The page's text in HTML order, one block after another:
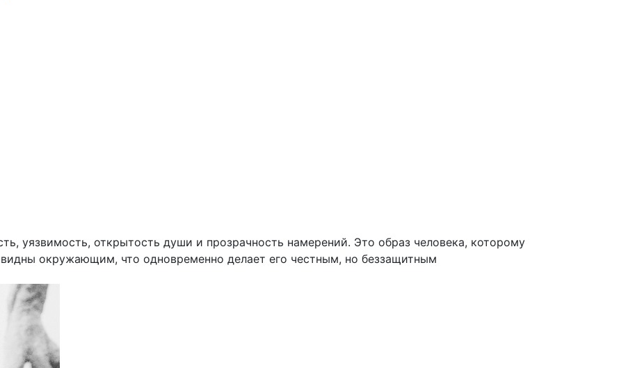
уязвимость, открытость души и прозрачность намерений. Это образ человека, которому
окружающим, что одновременно делает его честным, но беззащитным